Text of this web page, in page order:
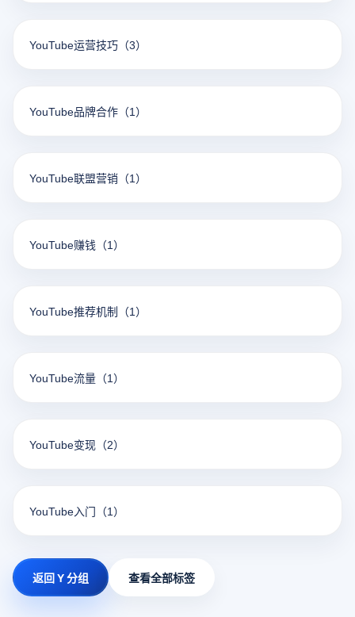
YouTube运营技巧 （3）
YouTube品牌合作 （1）
YouTube联盟营销 （1）
YouTube赚钱 （1）
YouTube推荐机制 （1）
YouTube流量 （1）
YouTube变现 （2）
YouTube入门 （1）
返回 Y 分组 查看全部标签